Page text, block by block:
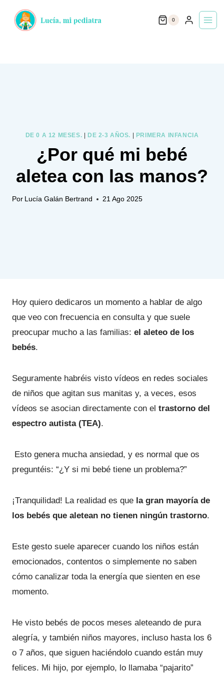
0
DE 0 A 12 MESES. DE 2-3 AÑOS. PRIMERA INFANCIA
¿Por qué mi bebé
aletea con las manos?
Por Lucía Galán Bertrand 21 Ago 2025
Hoy quiero dedicaros un momento a hablar de algo
que veo con frecuencia en consulta y que suele
preocupar mucho a las familias: el aleteo de los
bebés.
Seguramente habréis visto vídeos en redes sociales
de niños que agitan sus manitas y, a veces, esos
vídeos se asocian directamente con el trastorno del
espectro autista (TEA).
Esto genera mucha ansiedad, y es normal que os
preguntéis: “¿Y si mi bebé tiene un problema?”
¡Tranquilidad! La realidad es que la gran mayoría de
los bebés que aletean no tienen ningún trastorno.
Este gesto suele aparecer cuando los niños están
emocionados, contentos o simplemente no saben
cómo canalizar toda la energía que sienten en ese
momento.
He visto bebés de pocos meses aleteando de pura
alegría, y también niños mayores, incluso hasta los 6
o 7 años, que siguen haciéndolo cuando están muy
felices. Mi hijo, por ejemplo, lo llamaba “pajarito”